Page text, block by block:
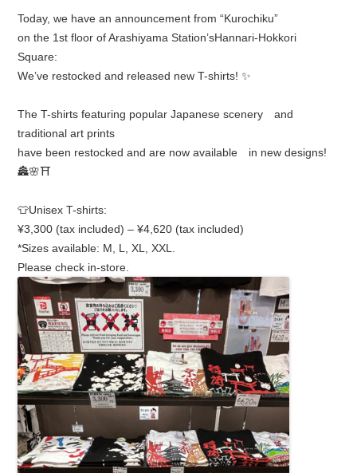
Today, we have an announcement from “Kurochiku”
on the 1st floor of Arashiyama Station’sHannari-Hokkori
Square:
We’ve restocked and released new T-shirts! ✨
The T-shirts featuring popular Japanese scenery and
traditional art prints
have been restocked and are now available in new designs!
🏯🌸⛩
👕Unisex T-shirts:
¥3,300 (tax included) – ¥4,620 (tax included)
*Sizes available: M, L, XL, XXL.
Please check in-store.